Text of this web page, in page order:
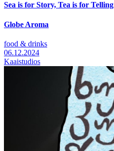
Sea is for Story, Tea is for Telling
Globe Aroma
food & drinks
06.12.2024
Kaaistudios